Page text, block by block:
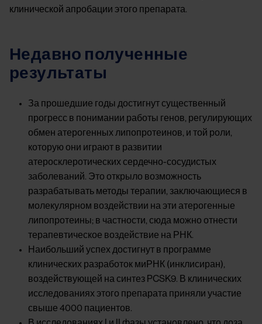
клинической апробации этого препарата.
Недавно полученные
результаты
За прошедшие годы достигнут существенный
прогресс в понимании работы генов, регулирующих
обмен атерогенных липопротеинов, и той роли,
которую они играют в развитии
атеросклеротических сердечно-сосудистых
заболеваний. Это открыло возможность
разрабатывать методы терапии, заключающиеся в
молекулярном воздействии на эти атерогенные
липопротеины; в частности, сюда можно отнести
терапевтическое воздействие на РНК.
Наибольший успех достигнут в программе
клинических разработок миРНК (инклисиран),
воздействующей на синтез PCSK9. В клинических
исследованиях этого препарата приняли участие
свыше 4000 пациентов.